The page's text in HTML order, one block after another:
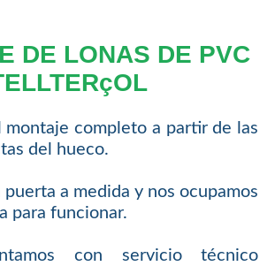
DE LONAS DE PVC
montaje completo a partir de las
del hueco.
puerta a medida y nos ocupamos
para funcionar.
con servicio técnico